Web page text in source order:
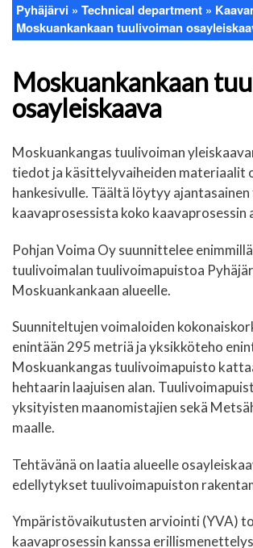
Breadcrumb
Pyhäjärvi Technical department
Moskuankankaan tuulivoiman
Moskuankankaan
osayleiskaava
Moskuankangas tuulivoiman
tiedot ja käsittelyvaiheiden materiaalit
hankesivulle. Täältä löytyy
kaavaprosessista koko kaavaprosessin
Pohjan Voima Oy suunnittelee
tuulivoimalan tuulivoimapuistoa
Moskuankankaan alueelle.
Suunniteltujen voimaloiden
enintään 295 metriä ja yksikköteho
Moskuankangas tuulivoimapuisto
hehtaarin laajuisen alan.
yksityisten maanomistajien sekä
maalle.
Tehtävänä on laatia alueelle
edellytykset tuulivoimapuiston
Ympäristövaikutusten arviointi (YVA)
kaavaprosessin kanssa